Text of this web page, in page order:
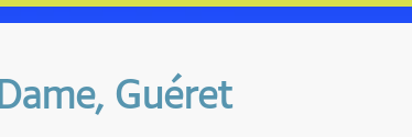
Guéret